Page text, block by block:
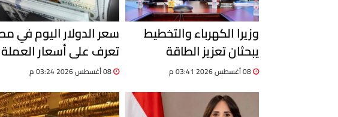
وزيرا الكهرباء والتخطيط
يبحثان تعزيز الطاقة
المتجددة ودعم مشروعات
القطاع
سعر الدولار اليوم في
تعرف على أسعار العملة
الخضراء بالبنوك
08 أغسطس 2026 03:24 م